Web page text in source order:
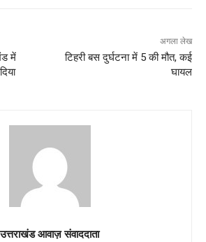
में
अगला लेख
टिहरी बस दुर्घटना में 5 की मौत, कई
घायल
उत्तराखंड आवाज़ संवाददाता